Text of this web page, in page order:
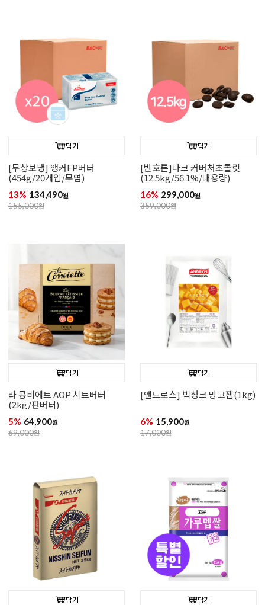
담기
[무상보냉] 앵커FP버터
(454g/20개입/무염)
13% 134,490원
155,000원
담기
[반호튼]다크 커버처초콜릿
(12.5kg/56.1%/대용량)
16% 299,000원
359,000원
담기
라 콩비에트 AOP 시트버터
(2kg/판버터)
5% 64,900원
69,000원
담기
[앤드로스] 빅청크 망고잼(1kg)
6% 15,900원
17,000원
담기 담기